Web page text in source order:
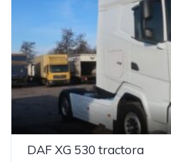
DAF XG 530 tractora